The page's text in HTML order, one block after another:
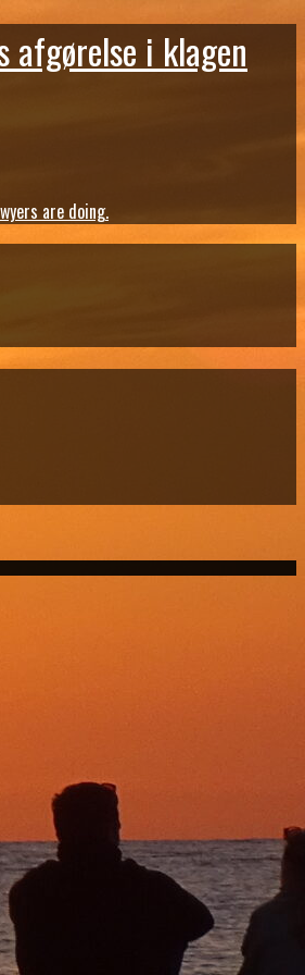
afgørelse i klagen
are doing.